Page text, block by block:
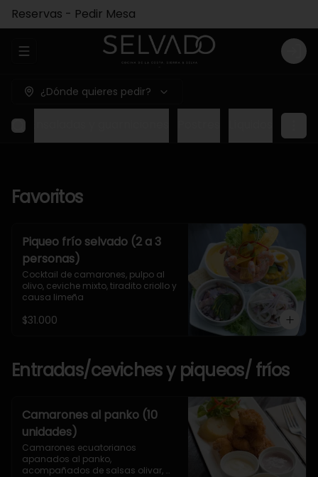
Reservas - Pedir Mesa
Abrir menu de navegación Login
¿Dónde quieres pedir?
Favoritos
Piqueo frío selvado (2 a 3
personas)
Cocktail de camarones, pulpo al
olivo, ceviche mixto, tiradito criollo y
causa limeña
$31.000
Entradas/ceviches y piqueos/ fríos
Camarones al panko (10
unidades)
Camarones ecuatorianos
apanados al panko,
acompañados de salsas olivar,